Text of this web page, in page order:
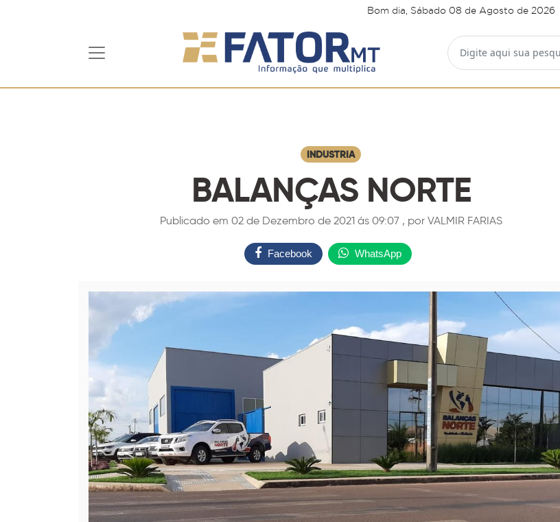
Bom dia, Sábado 08 de Agosto de 2026
INDUSTRIA
BALANÇAS NORTE
Publicado em 02 de Dezembro de 2021 ás 09:07 , por VALMIR FARIAS
Facebook WhatsApp